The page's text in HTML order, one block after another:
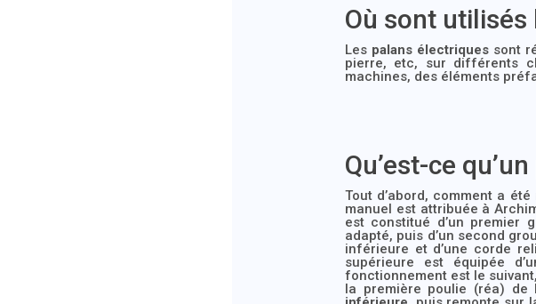
Où sont
Les palans électriques sont
pierre, etc, sur différents
machines, des éléments
Qu’est-ce
Tout d’abord, comment a
manuel est attribuée à
est constitué d’un premier
adapté, puis d’un second
inférieure et d’une corde
supérieure est équipée
fonctionnement est le
la première poulie (réa)